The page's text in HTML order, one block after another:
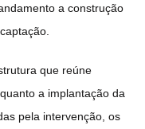
a construção
que reúne
a implantação da
pela intervenção, os